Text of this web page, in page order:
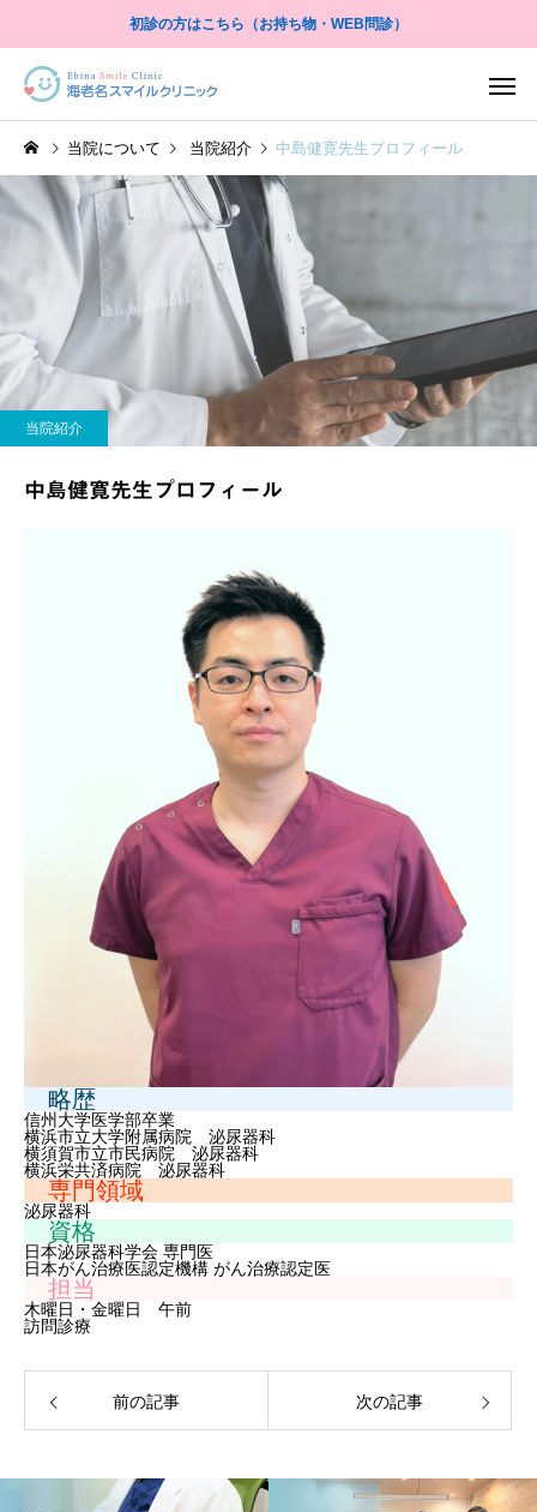
初診の方はこちら（お持ち物・WEB問診）
院長あいさつ 三富崇弘医師プロフィ
尿検査 尿流量測定
当院について 当院紹介 中島健寛先生プロフィール
当院紹介
中島健寛先生プロフィール
略歴
信州大学医学部卒業
横浜市立大学附属病院 泌尿器科
横須賀市立市民病院 泌尿器科
横浜栄共済病院 泌尿器科
専門領域
泌尿器科
資格
日本泌尿器科学会 専門医
日本がん治療医認定機構 がん治療認定医
担当
木曜日・金曜日 午前
訪問診療
前の記事 次の記事